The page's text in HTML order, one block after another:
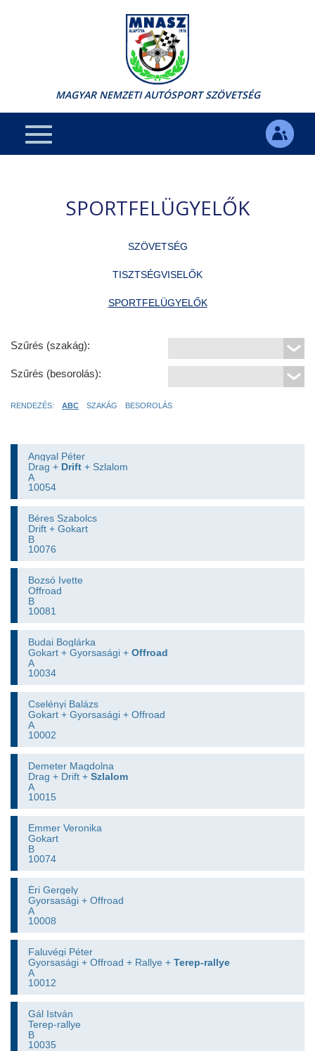
MAGYAR NEMZETI AUTÓSPORT SZÖVETSÉG
SPORTFELÜGYELŐK
SZÖVETSÉG
TISZTSÉGVISELŐK
SPORTFELÜGYELŐK
Szűrés (szakág):
Szűrés (besorolás):
RENDEZÉS: ABC SZAKÁG BESOROLÁS
Angyal Péter
Drag + Drift + Szlalom
A
10054
Béres Szabolcs
Drift + Gokart
B
10076
Bozsó Ivette
Offroad
B
10081
Budai Boglárka
Gokart + Gyorsasági + Offroad
A
10034
Cselényi Balázs
Gokart + Gyorsasági + Offroad
A
10002
Demeter Magdolna
Drag + Drift + Szlalom
A
10015
Emmer Veronika
Gokart
B
10074
Éri Gergely
Gyorsasági + Offroad
A
10008
Faluvégi Péter
Gyorsasági + Offroad + Rallye + Terep-rallye
A
10012
Gál István
Terep-rallye
B
10035